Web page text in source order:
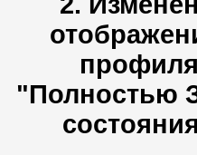
"Полностью